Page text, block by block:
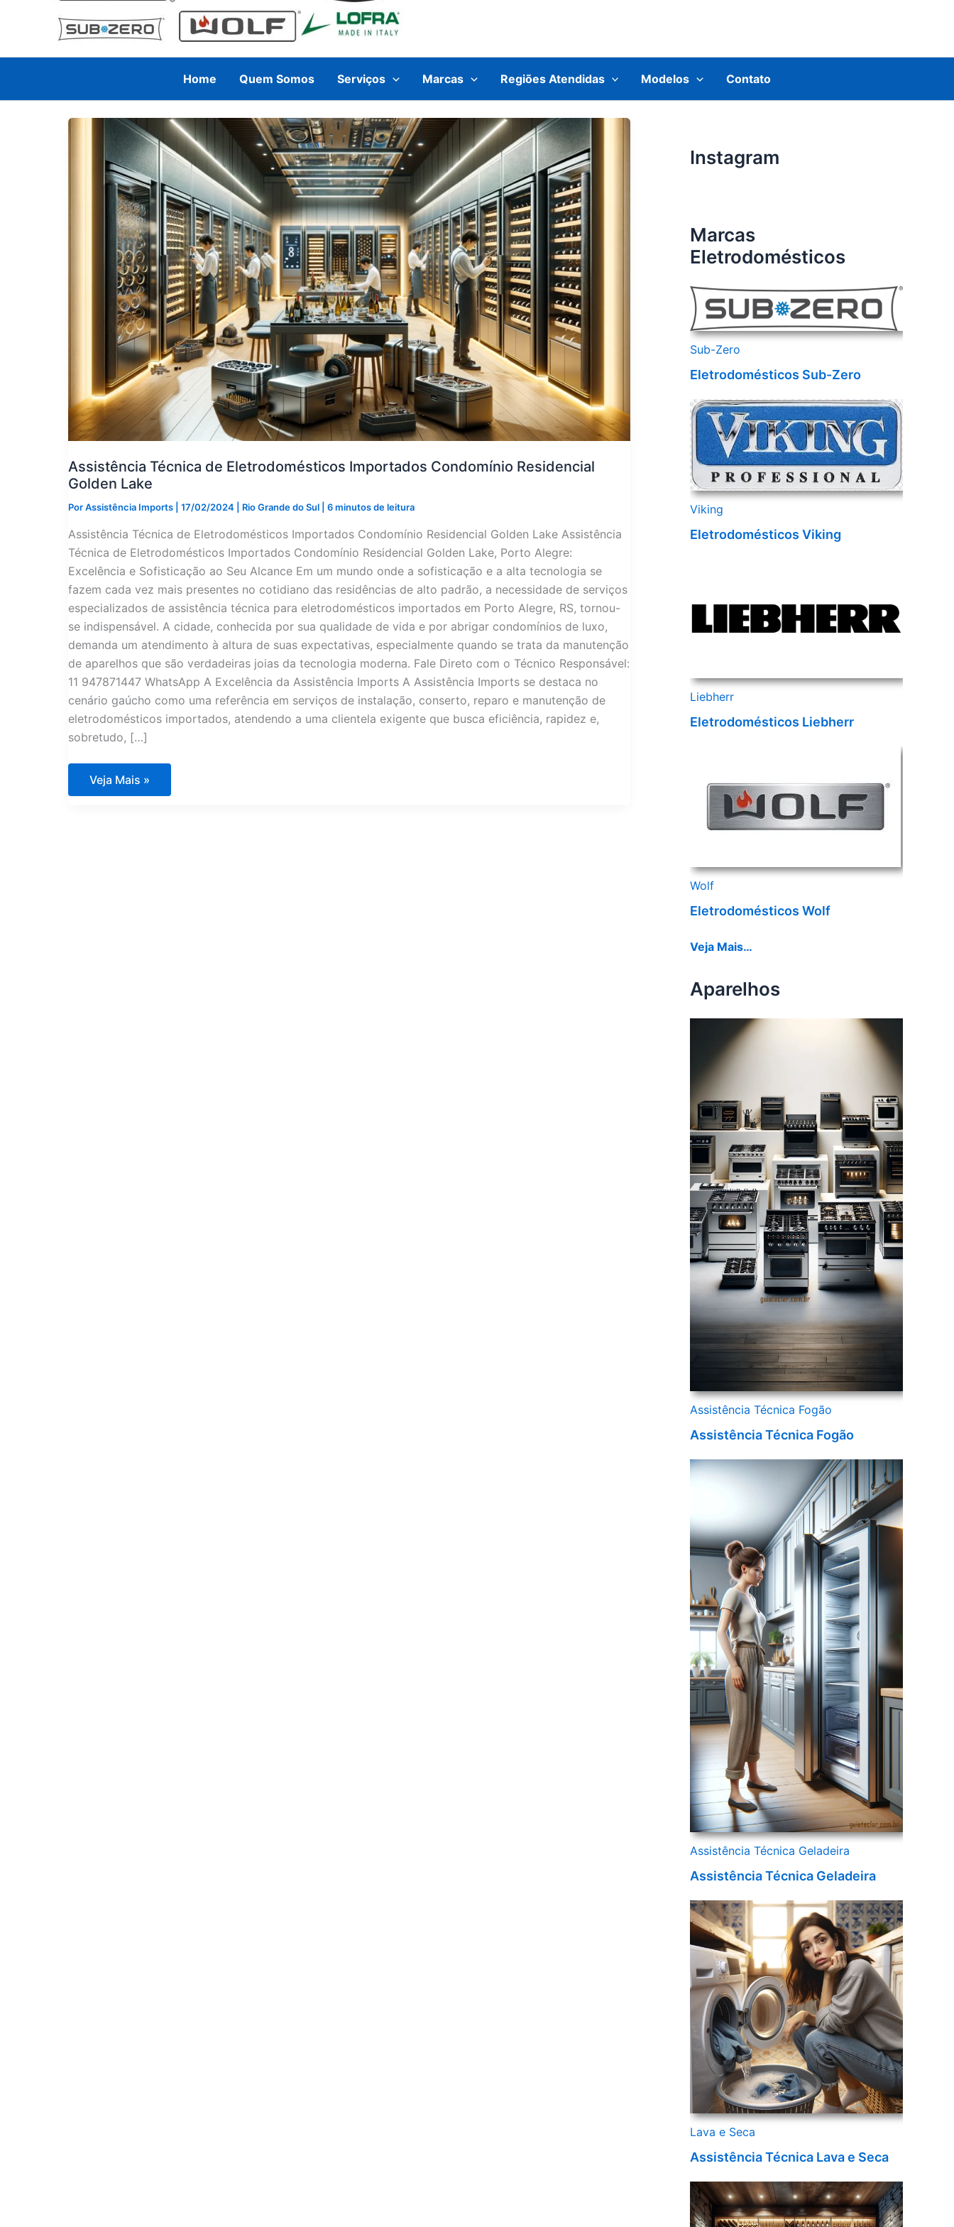
Home Quem Somos Serviços Marcas Regiões Atendidas Modelos Contato
Assistência Técnica de Eletrodomésticos Importados Condomínio Residencial
Golden Lake
PorAssistência Imports 17/02/2024 Rio Grande do Sul 6 minutos de leitura
Assistência Técnica de Eletrodomésticos Importados Condomínio Residencial Golden Lake Assistência
Técnica de Eletrodomésticos Importados Condomínio Residencial Golden Lake, Porto Alegre:
Excelência e Sofisticação ao Seu Alcance Em um mundo onde a sofisticação e a alta tecnologia se
fazem cada vez mais presentes no cotidiano das residências de alto padrão, a necessidade de serviços
especializados de assistência técnica para eletrodomésticos importados em Porto Alegre, RS, tornou-
se indispensável. A cidade, conhecida por sua qualidade de vida e por abrigar condomínios de luxo,
demanda um atendimento à altura de suas expectativas, especialmente quando se trata da manutenção
de aparelhos que são verdadeiras joias da tecnologia moderna. Fale Direto com o Técnico Responsável:
11 947871447 WhatsApp A Excelência da Assistência Imports A Assistência Imports se destaca no
cenário gaúcho como uma referência em serviços de instalação, conserto, reparo e manutenção de
eletrodomésticos importados, atendendo a uma clientela exigente que busca eficiência, rapidez e,
sobretudo, […]
Assistência
Técnica
Veja Mais »
Instagram
Marcas
Eletrodomésticos
Sub-Zero
Eletrodomésticos Sub-Zero
Viking
Eletrodomésticos Viking
Liebherr
Eletrodomésticos Liebherr
Wolf
Eletrodomésticos Wolf
Veja Mais…
Aparelhos
Assistência Técnica Fogão
Assistência Técnica Fogão
Assistência Técnica Geladeira
Assistência Técnica Geladeira
Lava e Seca
Assistência Técnica Lava e Seca